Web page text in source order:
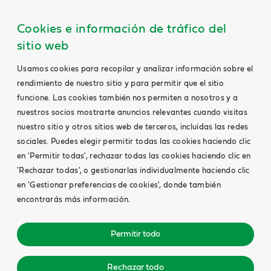
Cookies e información de tráfico del
sitio web
Usamos cookies para recopilar y analizar información sobre el
rendimiento de nuestro sitio y para permitir que el sitio
funcione. Las cookies también nos permiten a nosotros y a
nuestros socios mostrarte anuncios relevantes cuando visitas
nuestro sitio y otros sitios web de terceros, incluidas las redes
sociales. Puedes elegir permitir todas las cookies haciendo clic
en 'Permitir todas', rechazar todas las cookies haciendo clic en
'Rechazar todas', o gestionarlas individualmente haciendo clic
en 'Gestionar preferencias de cookies', donde también
encontrarás más información.
Permitir todo
Rechazar todo